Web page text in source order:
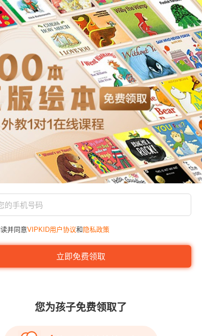
并同意VIPKID用户协议和 隐私政策
您为孩子免费领取了